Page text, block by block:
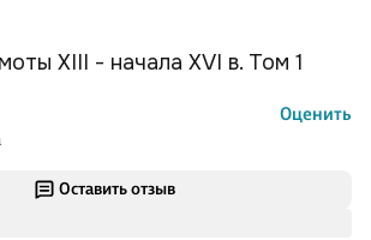
Оставить отзыв
XIII - начала XVI в. Том 1
Оценить